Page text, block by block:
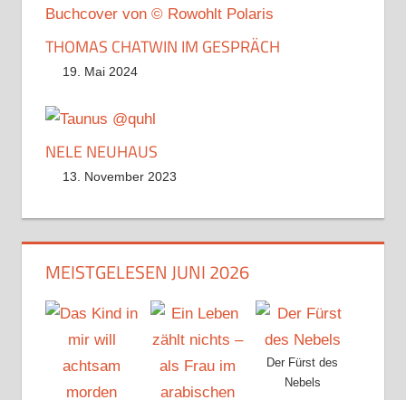
THOMAS CHATWIN IM GESPRÄCH
19. Mai 2024
NELE NEUHAUS
13. November 2023
MEISTGELESEN JUNI 2026
Der Fürst des
Nebels